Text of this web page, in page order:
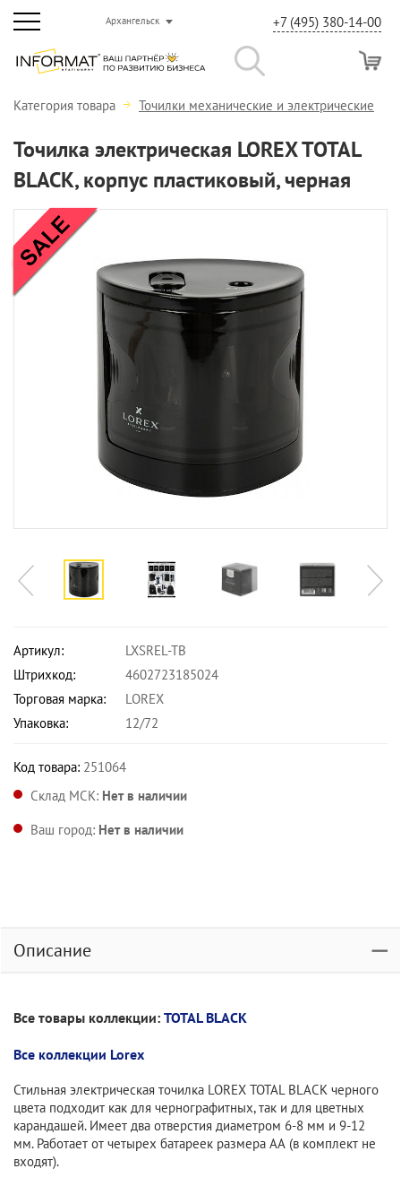
Архангельск +7 (495) 380-14-00
Категория товара Точилки механические и электрические
Точилка электрическая LOREX TOTAL
BLACK, корпус пластиковый, черная
Артикул:
LXSREL-TB
Штрихкод:
4602723185024
Торговая марка:
LOREX
Упаковка:
12/72
Код товара: 251064
Склад МСК: Нет в наличии
Ваш город: Нет в наличии
Описание
Все товары коллекции: TOTAL BLACK
Все коллекции Lorex
Стильная электрическая точилка LOREX TOTAL BLACK черного
цвета подходит как для чернографитных, так и для цветных
карандашей. Имеет два отверстия диаметром 6-8 мм и 9-12
мм. Работает от четырех батареек размера АА (в комплект не
входят).